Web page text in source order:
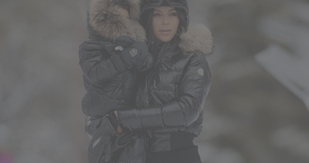
Il futuro del tuo stile inizia qui.
Il tuo indirizzo email
ISCRIVITI SUBITO